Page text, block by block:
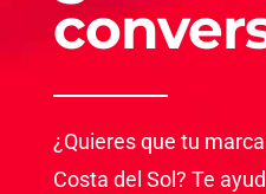
¿Quieres que tu
Costa del Sol? Te